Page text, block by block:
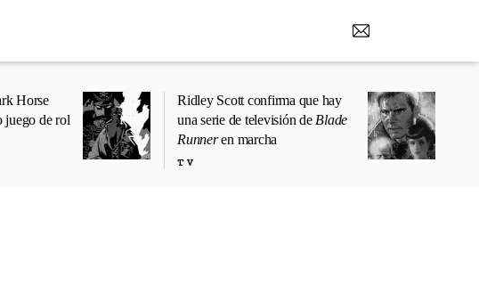
Horse
juego de rol
Ridley Scott confirma que hay
una serie de televisión de Blade
Runneren marcha
TV